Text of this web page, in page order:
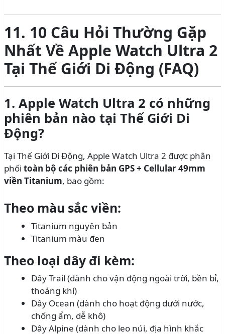
11. 10 Câu Hỏi Thường Gặp
Nhất Về Apple Watch Ultra 2
Tại Thế Giới Di Động (FAQ)
1. Apple Watch Ultra 2 có những
phiên bản nào tại Thế Giới Di
Động?
Tại Thế Giới Di Động, Apple Watch Ultra 2 được phân
phối toàn bộ các phiên bản GPS + Cellular 49mm
viền Titanium, bao gồm:
Theo màu sắc viền:
Titanium nguyên bản
Titanium màu đen
Theo loại dây đi kèm:
Dây Trail (dành cho vận động ngoài trời, bền bỉ,
thoáng khí)
Dây Ocean (dành cho hoạt động dưới nước,
chống ẩm, dễ khô)
Dây Alpine (dành cho leo núi, địa hình khắc